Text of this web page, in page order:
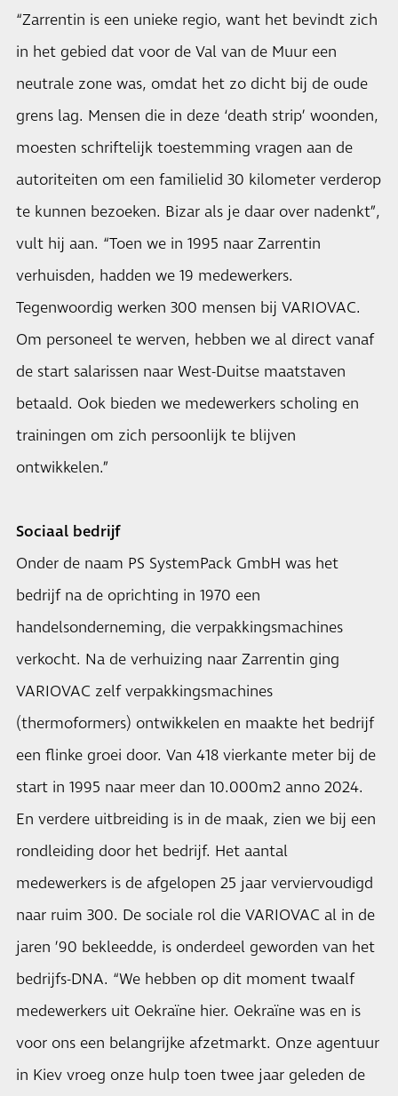
“Zarrentin is een unieke regio, want het bevindt zich
in het gebied dat voor de Val van de Muur een
neutrale zone was, omdat het zo dicht bij de oude
grens lag. Mensen die in deze ‘death strip’ woonden,
moesten schriftelijk toestemming vragen aan de
autoriteiten om een familielid 30 kilometer verderop
te kunnen bezoeken. Bizar als je daar over nadenkt”,
vult hij aan. “Toen we in 1995 naar Zarrentin
verhuisden, hadden we 19 medewerkers.
Tegenwoordig werken 300 mensen bij VARIOVAC.
Om personeel te werven, hebben we al direct vanaf
de start salarissen naar West-Duitse maatstaven
betaald. Ook bieden we medewerkers scholing en
trainingen om zich persoonlijk te blijven
ontwikkelen.”
Sociaal bedrijf
Onder de naam PS SystemPack GmbH was het
bedrijf na de oprichting in 1970 een
handelsonderneming, die verpakkingsmachines
verkocht. Na de verhuizing naar Zarrentin ging
VARIOVAC zelf verpakkingsmachines
(thermoformers) ontwikkelen en maakte het bedrijf
een flinke groei door. Van 418 vierkante meter bij de
start in 1995 naar meer dan 10.000m2 anno 2024.
En verdere uitbreiding is in de maak, zien we bij een
rondleiding door het bedrijf. Het aantal
medewerkers is de afgelopen 25 jaar verviervoudigd
naar ruim 300. De sociale rol die VARIOVAC al in de
jaren ’90 bekleedde, is onderdeel geworden van het
bedrijfs-DNA. “We hebben op dit moment twaalf
medewerkers uit Oekraïne hier. Oekraïne was en is
voor ons een belangrijke afzetmarkt. Onze agentuur
in Kiev vroeg onze hulp toen twee jaar geleden de